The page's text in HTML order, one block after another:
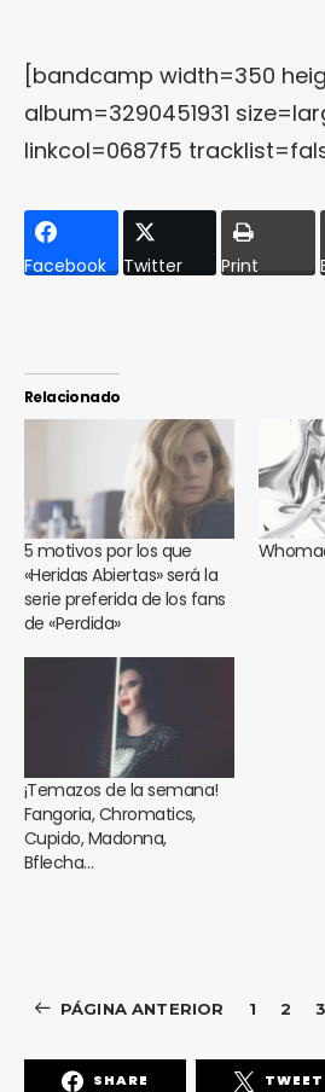
[bandcamp width=350
album=3290451931
linkcol=0687f5
Facebook Twitter Print
Relacionado
5 motivos por los que
«Heridas Abiertas» será la
serie preferida de los fans
de «Perdida»
¡Temazos de la semana!
Fangoria, Chromatics,
Cupido, Madonna,
Bflecha…
PÁGINA ANTERIOR 1 2 3
SHARE TWEET